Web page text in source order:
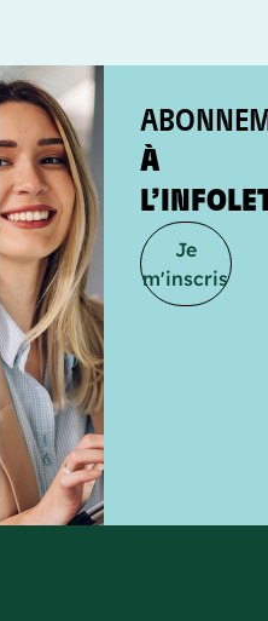
À
Je
m'inscris